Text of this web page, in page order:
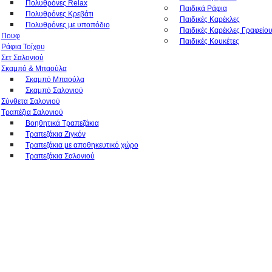
Πολυθρόνες Relax
Πολυθρόνες Κρεβάτι
Πολυθρόνες με υποπόδιο
Πουφ
Ράφια Τοίχου
Σετ Σαλονιού
Σκαμπό & Μπαούλα
Σκαμπό Μπαούλα
Σκαμπό Σαλονιού
Σύνθετα Σαλονιού
Τραπέζια Σαλονιού
Βοηθητικά Τραπεζάκια
Τραπεζάκια Ζιγκόν
Τραπεζάκια με αποθηκευτικό χώρο
Τραπεζάκια Σαλονιού
Παιδικά Ράφια
Παιδικές Καρέκλες
Παιδικές Καρέκλες Γραφείου
Παιδικές Κουκέτες